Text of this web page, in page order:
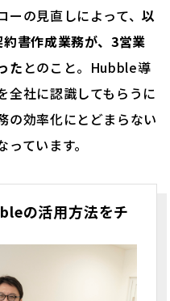
ーの見直しによって、以
書作成業務が、3営業
た とのこと。Hubble導
全社に認識してもらうに
の効率化にとどまらない
ています。
の活用方法をチ